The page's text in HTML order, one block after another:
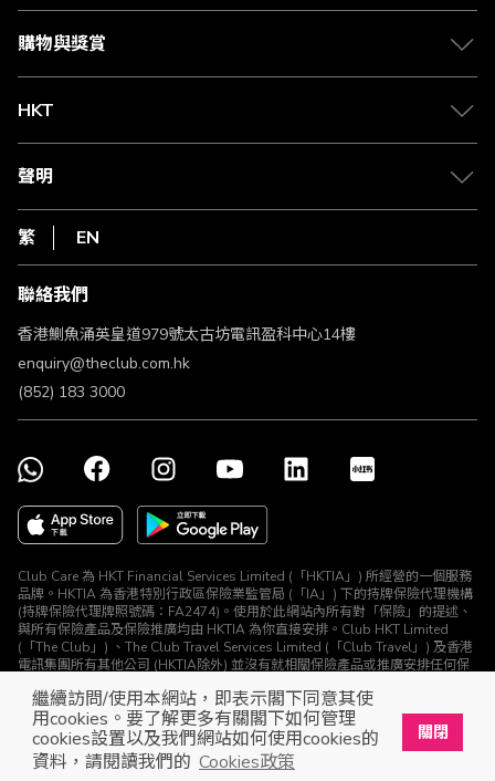
繼續訪問/使用本網站，即表示閣下同意其使
用cookies。要了解更多有關閣下如何管理
cookies設置以及我們網站如何使用cookies的
資料，請閱讀我們的 Cookies政策
關閉
媒體中心
會籍及專屬禮遇
賺取積分
購物與獎賞
物流與配送
Club Shopping 商品領取站
常見問題
HKT
csl.
1010
HKT
聲明
私隱聲明
使用條款
條款及細則
不歧視及不騷擾聲明
認可牌照及通告
繁 EN
聯絡我們
香港鰂魚涌英皇道979號太古坊電訊盈科中心14樓
enquiry@theclub.com.hk
(852) 183 3000
Club Care 為 HKT Financial Services Limited (「HKTIA」) 所經營的一個服務
品牌。HKTIA 為香港特別行政區保險業監管局 (「IA」) 下的持牌保險代理機構
(持牌保險代理牌照號碼：FA2474)。使用於此網站內所有對「保險」的提述、
與所有保險產品及保險推廣均由 HKTIA 為你直接安排。Club HKT Limited
(「The Club」) 、The Club Travel Services Limited (「Club Travel」) 及香港
電訊集團所有其他公司 (HKTIA除外) 並沒有就相關保險產品或推廣安排任何保
© The Club 2026. 保留所有權利
立即下載The Club手機app
展開屬於你的獎賞之旅
開啟